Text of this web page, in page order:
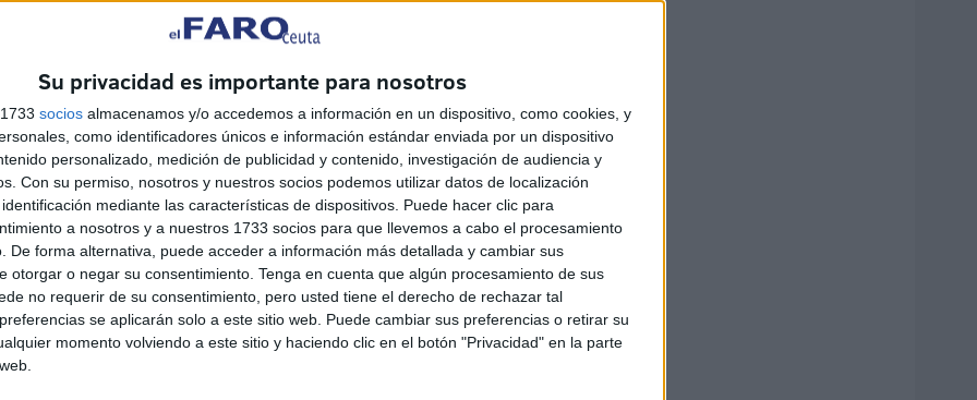
Su privacidad es importante para nosotros
socios almacenamos y/o accedemos a información en un dispositivo, como cookies, y
como identificadores únicos e información estándar enviada por un dispositivo
personalizado, medición de publicidad y contenido, investigación de audiencia y
Con su permiso, nosotros y nuestros socios podemos utilizar datos de localización
mediante las características de dispositivos. Puede hacer clic para
a nosotros y a nuestros 1733 socios para que llevemos a cabo el procesamiento
De forma alternativa, puede acceder a información más detallada y cambiar sus
otorgar o negar su consentimiento. Tenga en cuenta que algún procesamiento de sus
no requerir de su consentimiento, pero usted tiene el derecho de rechazar tal
se aplicarán solo a este sitio web. Puede cambiar sus preferencias o retirar su
momento volviendo a este sitio y haciendo clic en el botón "Privacidad" en la parte
de plantilla tiene(según datos de Transfermarkt). El
como uno de los rivales que mejor y más efectivo
Embarba, que entre ambos acumulan 17 goles
fortín de José Juan Romero. Los rojiblancos serán
fútbol atrevido, ofensivo y que mostrará el poderío de